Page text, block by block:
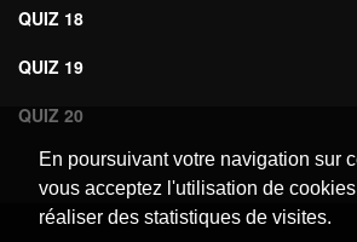
En poursuivant votre navigation sur
vous acceptez l'utilisation de
réaliser des statistiques de visites.
QUIZ 18
QUIZ 19
QUIZ 20